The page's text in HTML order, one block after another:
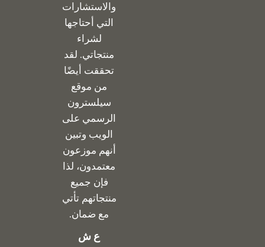
والاستشارات
التي أحتاجها
لشراء
منتجاتي. لقد
تحققت أيضًا
من موقع
سيلسترون
الرسمي على
الويب وتبين
أنهم موزعون
معتمدون، لذا
فإن جميع
منتجاتهم تأتي
مع ضمان.
ع ش